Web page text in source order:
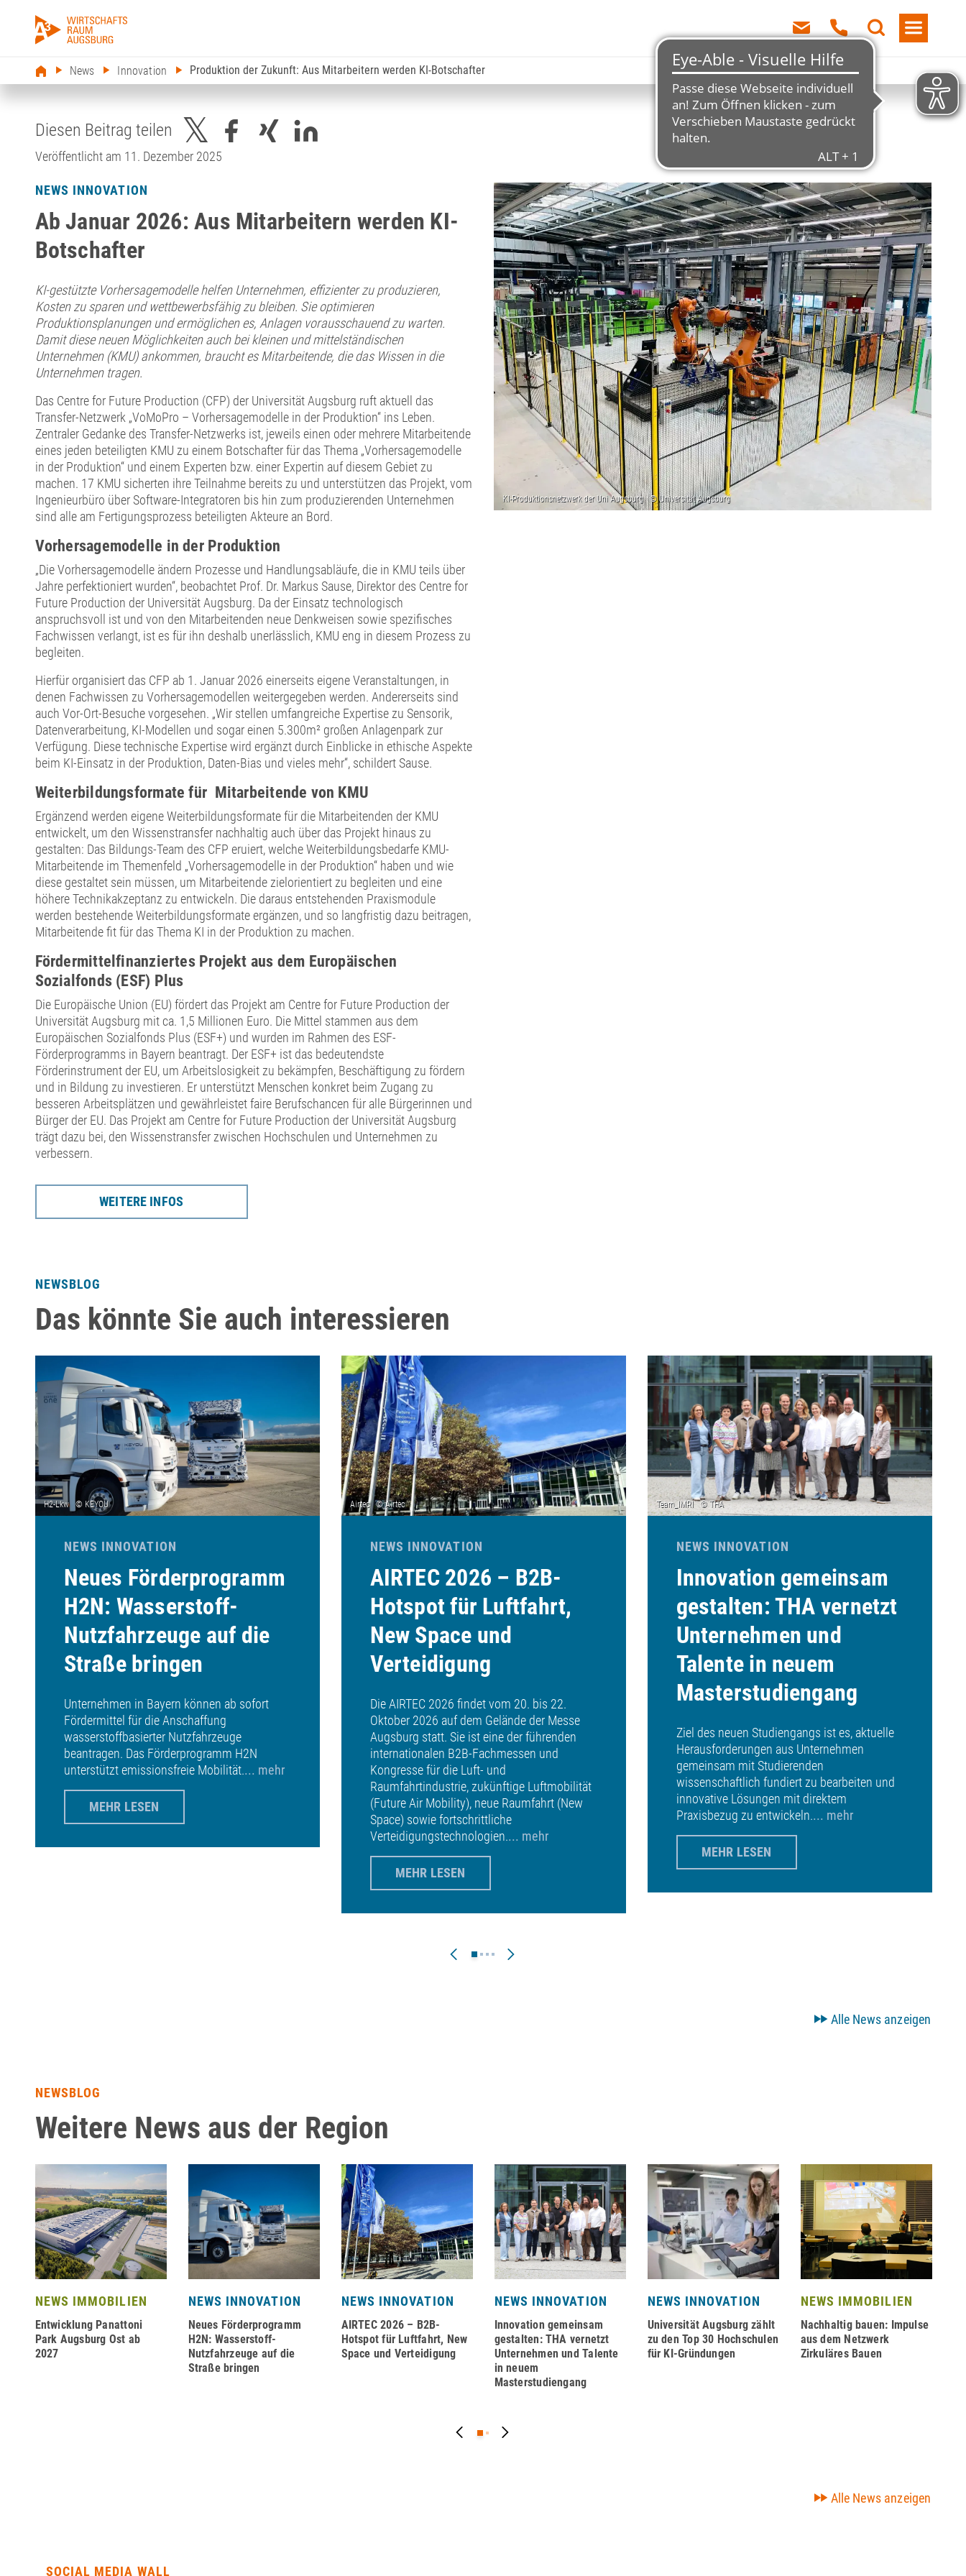
News Innovation Produktion der Zukunft: Aus Mitarbeitern werden KI-Botschafter
Diesen Beitrag teilen
Veröffentlicht am 11. Dezember 2025
NEWS INNOVATION
Ab Januar 2026: Aus Mitarbeitern werden KI-
Botschafter
KI-gestützte Vorhersagemodelle helfen Unternehmen, effizienter zu produzieren,
Kosten zu sparen und wettbewerbsfähig zu bleiben. Sie optimieren
Produktionsplanungen und ermöglichen es, Anlagen vorausschauend zu warten.
Damit diese neuen Möglichkeiten auch bei kleinen und mittelständischen
Unternehmen (KMU) ankommen, braucht es Mitarbeitende, die das Wissen in die
Unternehmen tragen.
Das Centre for Future Production (CFP) der Universität Augsburg ruft aktuell das
Transfer-Netzwerk „VoMoPro – Vorhersagemodelle in der Produktion“ ins Leben.
Zentraler Gedanke des Transfer-Netzwerks ist, jeweils einen oder mehrere Mitarbeitende
eines jeden beteiligten KMU zu einem Botschafter für das Thema „Vorhersagemodelle
in der Produktion“ und einem Experten bzw. einer Expertin auf diesem Gebiet zu
machen. 17 KMU sicherten ihre Teilnahme bereits zu und unterstützen das Projekt, vom
Ingenieurbüro über Software-Integratoren bis hin zum produzierenden Unternehmen
sind alle am Fertigungsprozess beteiligten Akteure an Bord.
Vorhersagemodelle in der Produktion
„Die Vorhersagemodelle ändern Prozesse und Handlungsabläufe, die in KMU teils über
Jahre perfektioniert wurden“, beobachtet Prof. Dr. Markus Sause, Direktor des Centre for
Future Production der Universität Augsburg. Da der Einsatz technologisch
anspruchsvoll ist und von den Mitarbeitenden neue Denkweisen sowie spezifisches
Fachwissen verlangt, ist es für ihn deshalb unerlässlich, KMU eng in diesem Prozess zu
begleiten.
Hierfür organisiert das CFP ab 1. Januar 2026 einerseits eigene Veranstaltungen, in
denen Fachwissen zu Vorhersagemodellen weitergegeben werden. Andererseits sind
auch Vor-Ort-Besuche vorgesehen. „Wir stellen umfangreiche Expertise zu Sensorik,
Datenverarbeitung, KI-Modellen und sogar einen 5.300m² großen Anlagenpark zur
Verfügung. Diese technische Expertise wird ergänzt durch Einblicke in ethische Aspekte
beim KI-Einsatz in der Produktion, Daten-Bias und vieles mehr“, schildert Sause.
Weiterbildungsformate für Mitarbeitende von KMU
Ergänzend werden eigene Weiterbildungsformate für die Mitarbeitenden der KMU
entwickelt, um den Wissenstransfer nachhaltig auch über das Projekt hinaus zu
gestalten: Das Bildungs-Team des CFP eruiert, welche Weiterbildungsbedarfe KMU-
Mitarbeitende im Themenfeld „Vorhersagemodelle in der Produktion“ haben und wie
diese gestaltet sein müssen, um Mitarbeitende zielorientiert zu begleiten und eine
höhere Technikakzeptanz zu entwickeln. Die daraus entstehenden Praxismodule
werden bestehende Weiterbildungsformate ergänzen, und so langfristig dazu beitragen,
Mitarbeitende fit für das Thema KI in der Produktion zu machen.
Fördermittelfinanziertes Projekt aus dem Europäischen
Sozialfonds (ESF) Plus
Die Europäische Union (EU) fördert das Projekt am Centre for Future Production der
Universität Augsburg mit ca. 1,5 Millionen Euro. Die Mittel stammen aus dem
Europäischen Sozialfonds Plus (ESF+) und wurden im Rahmen des ESF-
Förderprogramms in Bayern beantragt. Der ESF+ ist das bedeutendste
Förderinstrument der EU, um Arbeitslosigkeit zu bekämpfen, Beschäftigung zu fördern
und in Bildung zu investieren. Er unterstützt Menschen konkret beim Zugang zu
besseren Arbeitsplätzen und gewährleistet faire Berufschancen für alle Bürgerinnen und
Bürger der EU. Das Projekt am Centre for Future Production der Universität Augsburg
trägt dazu bei, den Wissenstransfer zwischen Hochschulen und Unternehmen zu
verbessern.
WEITERE INFOS
NEWSBLOG
Das könnte Sie auch interessieren
NEWS INNOVATION
Neues Förderprogramm
H2N: Wasserstoff-
Nutzfahrzeuge auf die
Straße bringen
Unternehmen in Bayern können ab sofort
Fördermittel für die Anschaffung
wasserstoffbasierter Nutzfahrzeuge
beantragen. Das Förderprogramm H2N
unterstützt emissionsfreie Mobilität.... mehr
MEHR LESEN
NEWS INNOVATION
AIRTEC 2026 – B2B-
Hotspot für Luftfahrt,
New Space und
Verteidigung
Die AIRTEC 2026 findet vom 20. bis 22.
Oktober 2026 auf dem Gelände der Messe
Augsburg statt. Sie ist eine der führenden
internationalen B2B-Fachmessen und
Kongresse für die Luft- und
Raumfahrtindustrie, zukünftige Luftmobilität
(Future Air Mobility), neue Raumfahrt (New
Space) sowie fortschrittliche
Verteidigungstechnologien.... mehr
MEHR LESEN
NEWS INNOVATION
Innovation gemeinsam
gestalten: THA vernetzt
Unternehmen und
Talente in neuem
Masterstudiengang
Ziel des neuen Studiengangs ist es, aktuelle
Herausforderungen aus Unternehmen
gemeinsam mit Studierenden
wissenschaftlich fundiert zu bearbeiten und
innovative Lösungen mit direktem
Praxisbezug zu entwickeln.... mehr
MEHR LESEN
Alle News anzeigen
NEWSBLOG
Weitere News aus der Region
NEWS IMMOBILIEN
Entwicklung Panattoni
Park Augsburg Ost ab
2027
NEWS INNOVATION
Neues Förderprogramm
H2N: Wasserstoff-
Nutzfahrzeuge auf die
Straße bringen
NEWS INNOVATION
AIRTEC 2026 – B2B-
Hotspot für Luftfahrt, New
Space und Verteidigung
NEWS INNOVATION
Innovation gemeinsam
gestalten: THA vernetzt
Unternehmen und Talente
in neuem
Masterstudiengang
NEWS INNOVATION
Universität Augsburg zählt
zu den Top 30 Hochschulen
für KI-Gründungen
NEWS IMMOBILIEN
Nachhaltig bauen: Impulse
aus dem Netzwerk
Zirkuläres Bauen
Alle News anzeigen
SOCIAL MEDIA WALL